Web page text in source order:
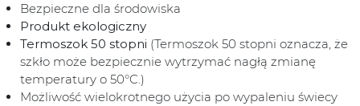
Bezpieczne dla środowiska
Produkt ekologiczny
Termoszok 50 stopni (Termoszok 50 stopni oznacza, że
szkło może bezpiecznie wytrzymać nagłą zmianę
temperatury o 50°C.)
Możliwość wielokrotnego użycia po wypaleniu świecy